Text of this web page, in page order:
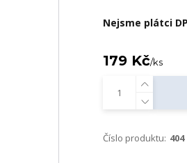
Nejsme plátci
179 Kč/ks
Číslo produktu: 404